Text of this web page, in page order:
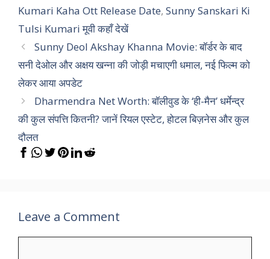
Kumari Kaha Ott Release Date, Sunny Sanskari Ki
Tulsi Kumari मूवी कहाँ देखें
Sunny Deol Akshay Khanna Movie: बॉर्डर के बाद
सनी देओल और अक्षय खन्ना की जोड़ी मचाएगी धमाल, नई फिल्म को
लेकर आया अपडेट
Dharmendra Net Worth: बॉलीवुड के ‘ही-मैन’ धर्मेन्द्र
की कुल संपत्ति कितनी? जानें रियल एस्टेट, होटल बिज़नेस और कुल
दौलत
Leave a Comment